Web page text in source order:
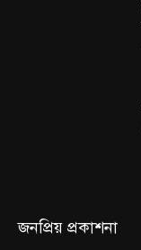
জনপ্রিয় প্রকাশনা